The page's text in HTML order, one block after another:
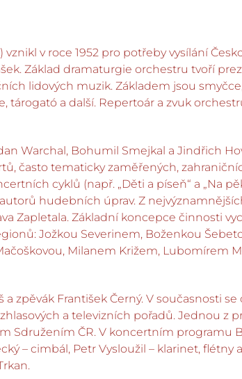
v roce 1952 pro potřeby vysílání
Základ dramaturgie orchestru tvoří
lidových muzik. Základem jsou
tárogató a další. Repertoár a zvuk
Warchal, Bohumil Smejkal a Jindřich
často tematicky zaměřených,
cyklů (např. „Děti a píseň“ a „Na
hudebních úprav. Z
Zapletala. Základní koncepce činnosti
Jožkou Severinem, Boženkou
Milanem Križem, Lubomírem
zpěvák František Černý. V současnosti
a televizních pořadů. Jednou z
Sdružením ČR. V koncertním programu
– cimbál, Petr Vysloužil – klarinet,